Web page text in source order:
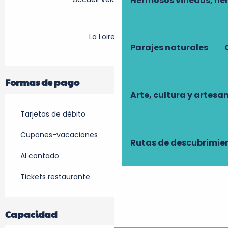
Parajes naturales
Arte, cultura y
Rutas de
La Loire à Vélo
Formas de pago
Tarjetas de débito
Cupones-vacaciones
Al contado
Tickets restaurante
Capacidad